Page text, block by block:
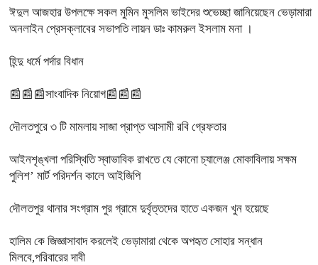
ঈদুল আজহার উপলক্ষে সকল মুমিন মুসলিম ভাইদের শুভেচ্ছা জানিয়েছেন ভেড়ামারা
অনলাইন প্রেসক্লাবের সভাপতি লায়ন ডাঃ কামরুল ইসলাম মনা ।
হিন্দু ধর্মে পর্দার বিধান
📰📰📰সাংবাদিক নিয়োগ📰📰📰
দৌলতপুরে ৩ টি মামলায় সাজা প্রাপ্ত আসামী রবি গ্রেফতার
আইনশৃঙ্খলা পরিস্থিতি স্বাভাবিক রাখতে যে কোনো চ্যালেঞ্জ মোকাবিলায় সক্ষম
পুলিশ’ মার্ট পরিদর্শন কালে আইজিপি
দৌলতপুর থানার সংগ্রাম পুর গ্রামে দুর্বৃত্তদের হাতে একজন খুন হয়েছে
হালিম কে জিজ্ঞাসাবাদ করলেই ভেড়ামারা থেকে অপহৃত সোহার সন্ধান
মিলবে,পরিবারের দাবী